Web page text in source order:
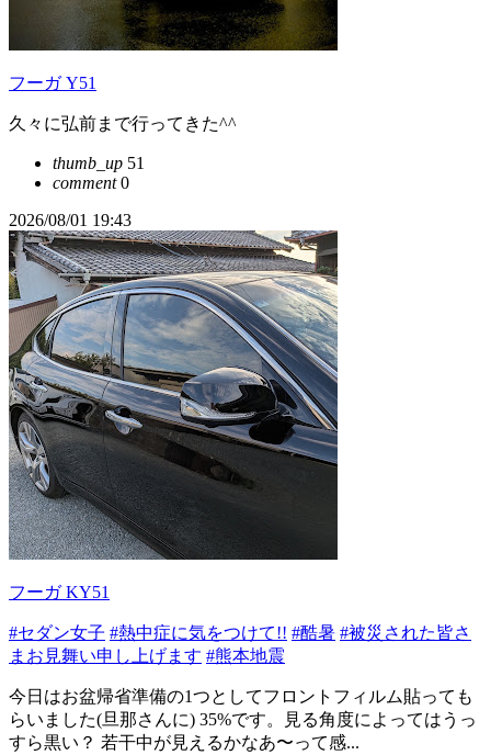
フーガ Y51
久々に弘前まで行ってきた^^
thumb_up 51
comment0
2026/08/01 19:43
フーガ KY51
#セダン女子 #熱中症に気をつけて!! #酷暑 #被災された皆さ
まお見舞い申し上げます #熊本地震
今日はお盆帰省準備の1つとしてフロントフィルム貼っても
らいました(旦那さんに) 35%です。見る角度によってはうっ
すら黒い？ 若干中が見えるかなあ〜って感...